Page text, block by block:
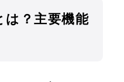
は？主要機能